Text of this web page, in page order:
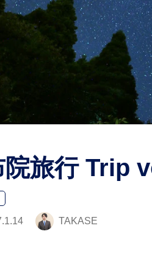
院旅行 Trip
TAKASE